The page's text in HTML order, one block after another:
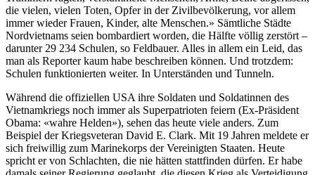
die vielen, vielen Toten, Opfer in der Zivilbevölkerung, vor allem
immer wieder Frauen, Kinder, alte Menschen.» Sämtliche Städte
Nordvietnams seien bombardiert worden, die Hälfte völlig zerstört –
darunter 29 234 Schulen, so Feldbauer. Alles in allem ein Leid, das
man als Reporter kaum habe beschreiben können. Und trotzdem:
Schulen funktionierten weiter. In Unterständen und Tunneln.
Während die offiziellen USA ihre Soldaten und Soldatinnen des
Vietnamkriegs noch immer als Superpatrioten feiern (Ex-Präsident
Obama: «wahre Helden»), sehen das heute viele anders. Zum
Beispiel der Kriegsveteran David E. Clark. Mit 19 Jahren meldete er
sich freiwillig zum Marinekorps der Vereinigten Staaten. Heute
spricht er von Schlachten, die nie hätten stattfinden dürfen. Er habe